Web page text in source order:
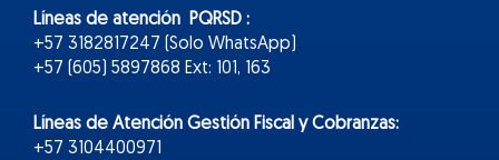
Líneas de atención PQRSD :
+57 3182817247 (Solo WhatsApp)
+57 (605) 5897868 Ext: 101, 163
Líneas de Atención Gestión Fiscal y Cobranzas:
+57 3104400971